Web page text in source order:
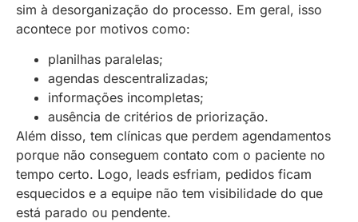
sim à desorganização do processo. Em geral, isso
acontece por motivos como:
planilhas paralelas;
agendas descentralizadas;
informações incompletas;
ausência de critérios de priorização.
Além disso, tem clínicas que perdem agendamentos
porque não conseguem contato com o paciente no
tempo certo. Logo, leads esfriam, pedidos ficam
esquecidos e a equipe não tem visibilidade do que
está parado ou pendente.